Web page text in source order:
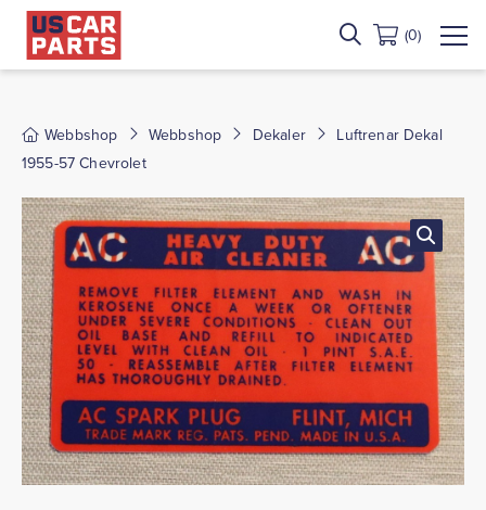
(0)
Webbshop Webbshop Dekaler
Luftrenar Dekal
1955-57 Chevrolet